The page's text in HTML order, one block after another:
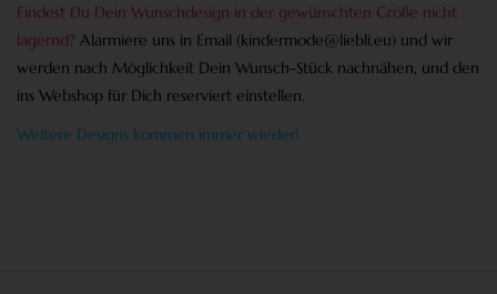
Findest Du Dein Wunschdesign in der gewünschten Größe nicht
lagernd? Alarmiere uns in Email (kindermode@liebli.eu) und wir
werden nach Möglichkeit Dein Wunsch-Stück nachnähen, und den
ins Webshop für Dich reserviert einstellen.
Weitere Designs kommen immer wieder!